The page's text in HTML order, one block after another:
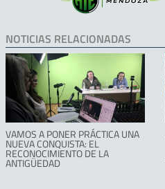
NOTICIAS RELACIONADAS
VAMOS A PONER PRÁCTICA UNA
NUEVA CONQUISTA: EL
RECONOCIMIENTO DE LA
ANTIGÜEDAD